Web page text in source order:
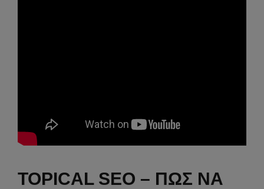
TOPICAL SEO – ΠΩΣ ΝΑ